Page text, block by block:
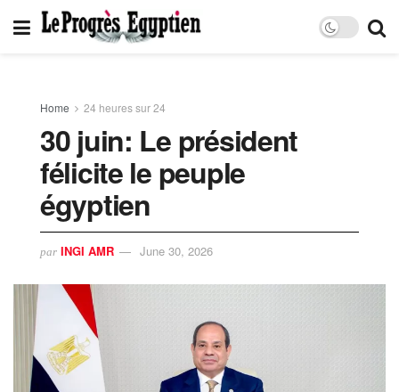
Home 24 heures sur 24
30 juin: Le président
félicite le peuple
égyptien
par INGI AMR June 30, 2026